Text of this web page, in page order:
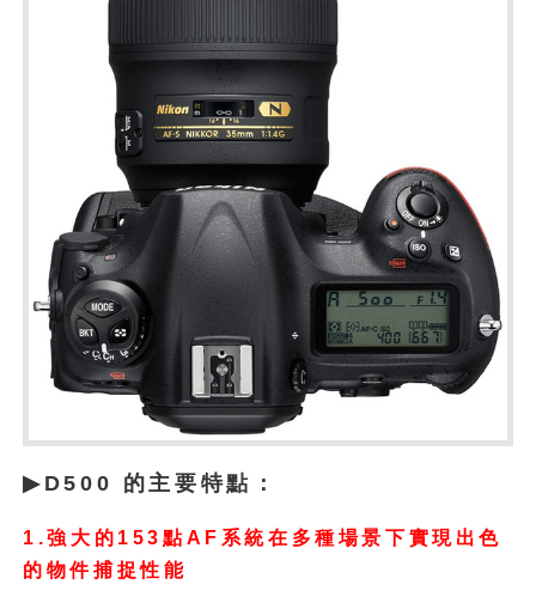
▶ D500 的主要特點：
1.強大的153點AF系統在多種場景下實現出色
的物件捕捉性能